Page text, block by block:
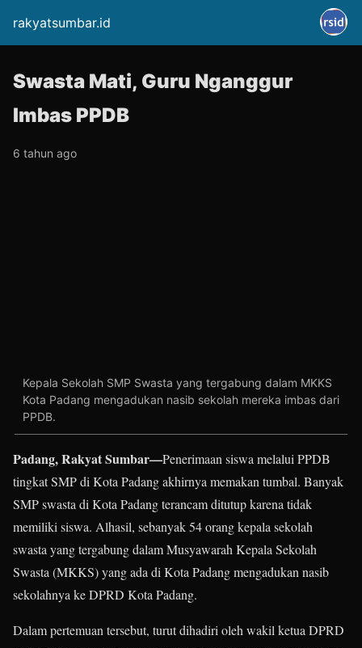
rakyatsumbar.id
Swasta Mati, Guru Nganggur
Imbas PPDB
6 tahun ago
Kepala Sekolah SMP Swasta yang tergabung dalam MKKS
Kota Padang mengadukan nasib sekolah mereka imbas dari
PPDB.
Padang, Rakyat Sumbar—Penerimaan siswa melalui PPDB
tingkat SMP di Kota Padang akhirnya memakan tumbal. Banyak
SMP swasta di Kota Padang terancam ditutup karena tidak
memiliki siswa. Alhasil, sebanyak 54 orang kepala sekolah
swasta yang tergabung dalam Musyawarah Kepala Sekolah
Swasta (MKKS) yang ada di Kota Padang mengadukan nasib
sekolahnya ke DPRD Kota Padang.
Dalam pertemuan tersebut, turut dihadiri oleh wakil ketua DPRD